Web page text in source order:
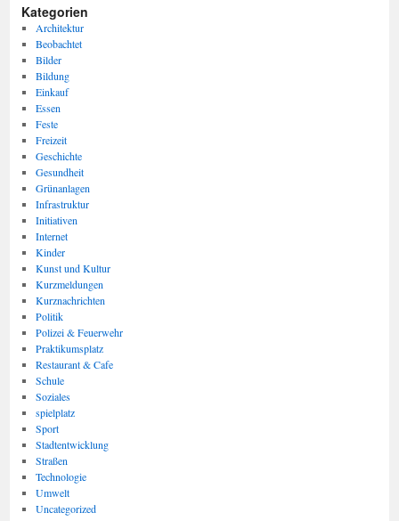
Kategorien
Architektur
Beobachtet
Bilder
Bildung
Einkauf
Essen
Feste
Freizeit
Geschichte
Gesundheit
Grünanlagen
Infrastruktur
Initiativen
Internet
Kinder
Kunst und Kultur
Kurzmeldungen
Kurznachrichten
Politik
Polizei & Feuerwehr
Praktikumsplatz
Restaurant & Cafe
Schule
Soziales
spielplatz
Sport
Stadtentwicklung
Straßen
Technologie
Umwelt
Uncategorized